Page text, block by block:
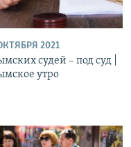
2021
судей – под суд |
утро